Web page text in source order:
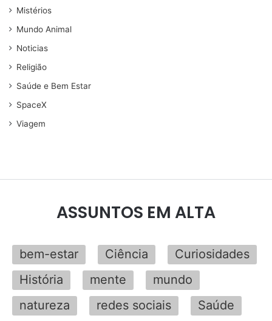
Mistérios
Mundo Animal
Noticias
Religião
Saúde e Bem Estar
SpaceX
Viagem
ASSUNTOS EM ALTA
bem-estar Ciência
Curiosidades
História
mente
mundo
natureza
redes sociais
Saúde